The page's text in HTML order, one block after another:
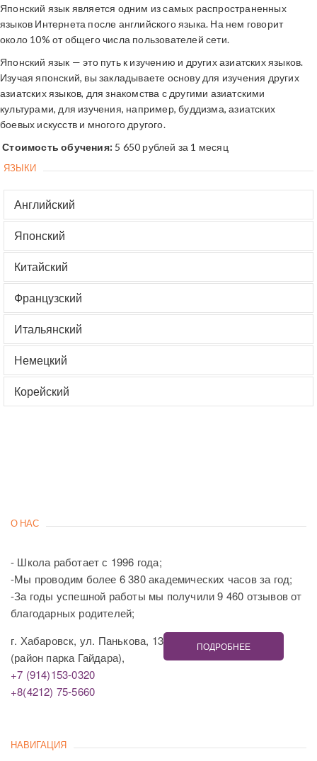
Японский язык является одним из самых распространенных
языков Интернета после английского языка. На нем говорит
около 10% от общего числа пользователей сети.
Японский язык — это путь к изучению и других азиатских языков.
Изучая японский, вы закладываете основу для изучения других
азиатских языков, для знакомства с другими азиатскими
культурами, для изучения, например, буддизма, азиатских
боевых искусств и многого другого.
Стоимость обучения: 5 650 рублей за 1 месяц
ЯЗЫКИ
Английский
Японский
Китайский
Французский
Итальянский
Немецкий
Корейский
О НАС
- Школа работает с 1996 года;
-Мы проводим более 6 380 академических часов за год;
-За годы успешной работы мы получили 9 460 отзывов от
благодарных родителей;
г. Хабаровск, ул. Панькова, 13
(район парка Гайдара),
+7 (914)153-0320
+8(4212) 75-5660
ПОДРОБНЕЕ
НАВИГАЦИЯ